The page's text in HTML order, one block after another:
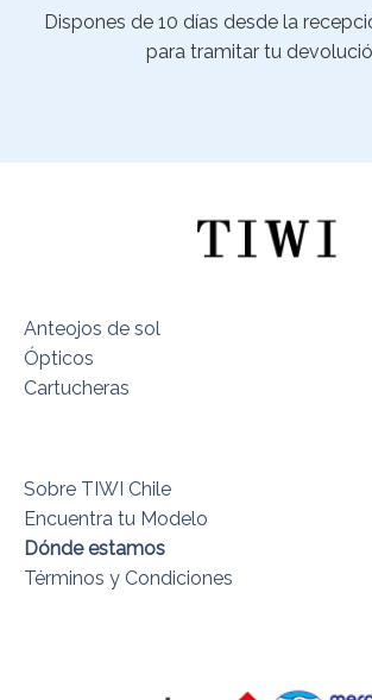
Dispones de 10 días desde la
para tramitar tu
Anteojos de sol
Ópticos
Cartucheras
Sobre TIWI Chile
Encuentra tu Modelo
Dónde estamos
Términos y Condiciones